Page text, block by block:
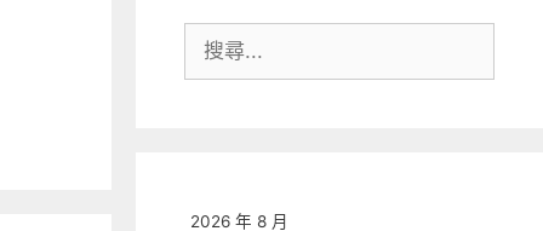
尋:
2026 年 8 月